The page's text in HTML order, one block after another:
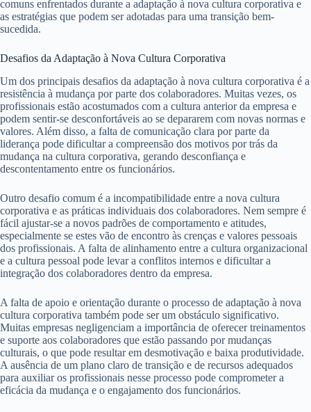
comuns enfrentados durante a adaptação à nova cultura corporativa e
as estratégias que podem ser adotadas para uma transição bem-
sucedida.
Desafios da Adaptação à Nova Cultura Corporativa
Um dos principais desafios da adaptação à nova cultura corporativa é a
resistência à mudança por parte dos colaboradores. Muitas vezes, os
profissionais estão acostumados com a cultura anterior da empresa e
podem sentir-se desconfortáveis ao se depararem com novas normas e
valores. Além disso, a falta de comunicação clara por parte da
liderança pode dificultar a compreensão dos motivos por trás da
mudança na cultura corporativa, gerando desconfiança e
descontentamento entre os funcionários.
Outro desafio comum é a incompatibilidade entre a nova cultura
corporativa e as práticas individuais dos colaboradores. Nem sempre é
fácil ajustar-se a novos padrões de comportamento e atitudes,
especialmente se estes vão de encontro às crenças e valores pessoais
dos profissionais. A falta de alinhamento entre a cultura organizacional
e a cultura pessoal pode levar a conflitos internos e dificultar a
integração dos colaboradores dentro da empresa.
A falta de apoio e orientação durante o processo de adaptação à nova
cultura corporativa também pode ser um obstáculo significativo.
Muitas empresas negligenciam a importância de oferecer treinamentos
e suporte aos colaboradores que estão passando por mudanças
culturais, o que pode resultar em desmotivação e baixa produtividade.
A ausência de um plano claro de transição e de recursos adequados
para auxiliar os profissionais nesse processo pode comprometer a
eficácia da mudança e o engajamento dos funcionários.